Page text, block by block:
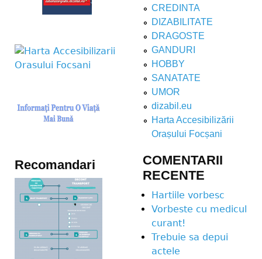
Recomandari
CREDINTA
DIZABILITATE
DRAGOSTE
GANDURI
HOBBY
SANATATE
UMOR
dizabil.eu
Harta Accesibilizării
Orașului Focșani
COMENTARII
RECENTE
Hartiile vorbesc
Vorbeste cu medicul
curant!
Trebuie sa depui
actele